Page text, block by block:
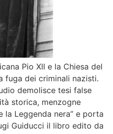
Pio XII e la Chiesa del
fuga dei criminali nazisti.
demolisce tesi false
storica, menzogne
la Leggenda nera” e porta
Guiducci il libro edito da